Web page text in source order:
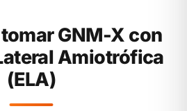
GNM-X con
Amiotrófica
(ELA)